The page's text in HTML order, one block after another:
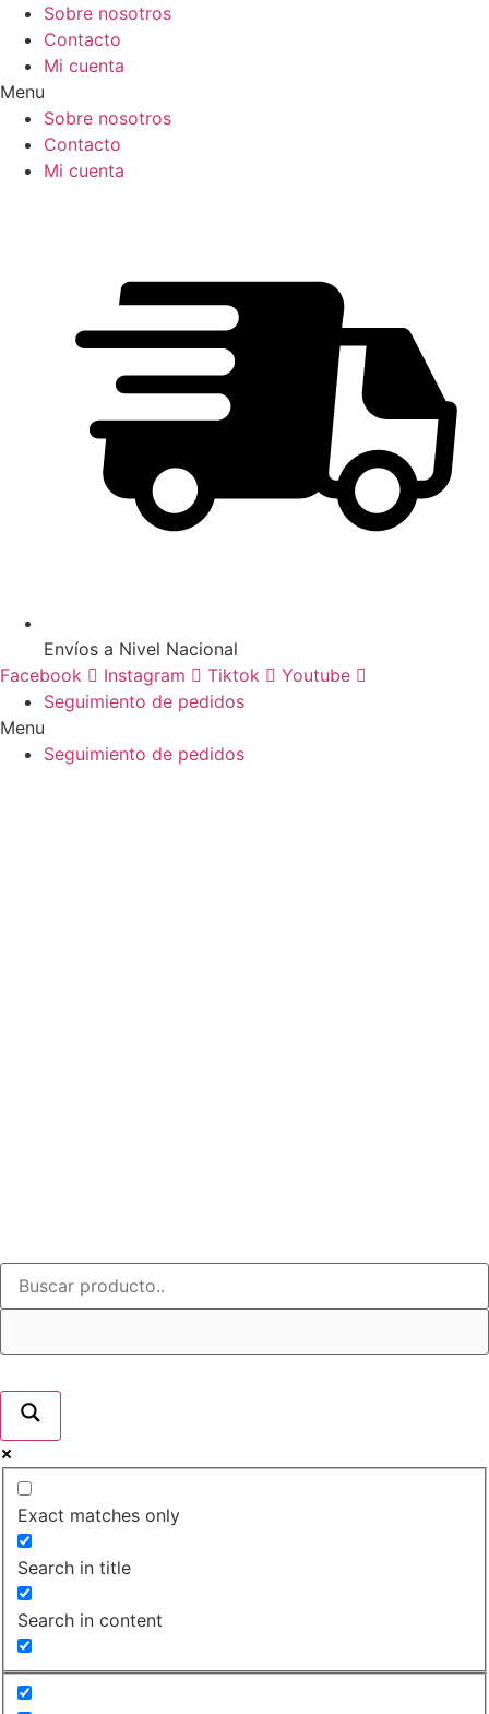
contenido
Sobre nosotros
Contacto
Mi cuenta
Menu
Sobre nosotros
Contacto
Mi cuenta
Envíos a Nivel Nacional
Facebook
Instagram Tiktok
Youtube
Seguimiento de pedidos
Menu
Seguimiento de pedidos
Exact matches only
Search in title
Search in content